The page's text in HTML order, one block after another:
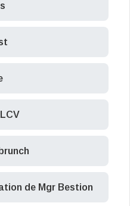
de Mgr Bestion